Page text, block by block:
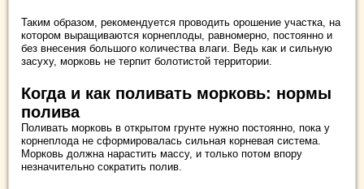
Таким образом, рекомендуется проводить орошение участка, на
котором выращиваются корнеплоды, равномерно, постоянно и
без внесения большого количества влаги. Ведь как и сильную
засуху, морковь не терпит болотистой территории.
Когда и как поливать морковь: нормы
полива
Поливать морковь в открытом грунте нужно постоянно, пока у
корнеплода не сформировалась сильная корневая система.
Морковь должна нарастить массу, и только потом впору
незначительно сократить полив.